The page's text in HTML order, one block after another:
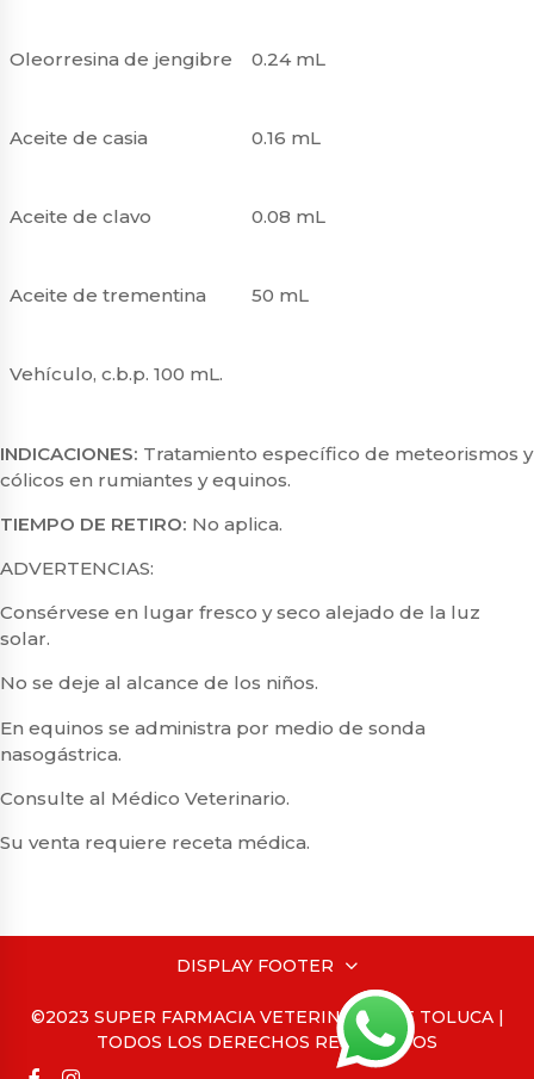
Oleorresina de jengibre 0.24 mL
Aceite de casia 0.16 mL
Aceite de clavo 0.08 mL
Aceite de trementina 50 mL
Vehículo, c.b.p. 100 mL.
INDICACIONES: Tratamiento específico de meteorismos y
cólicos en rumiantes y equinos.
TIEMPO DE RETIRO: No aplica.
ADVERTENCIAS:
Consérvese en lugar fresco y seco alejado de la luz
solar.
No se deje al alcance de los niños.
En equinos se administra por medio de sonda
nasogástrica.
Consulte al Médico Veterinario.
Su venta requiere receta médica.
DISPLAY FOOTER
©2023 SUPER FARMACIA VETERINARIA DE TOLUCA |
TODOS LOS DERECHOS RESERVADOS